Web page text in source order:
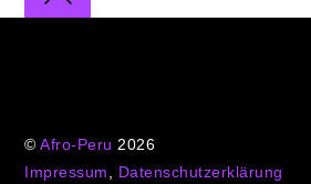
©Afro-Peru 2026
Impressum
Datenschutzerklärung